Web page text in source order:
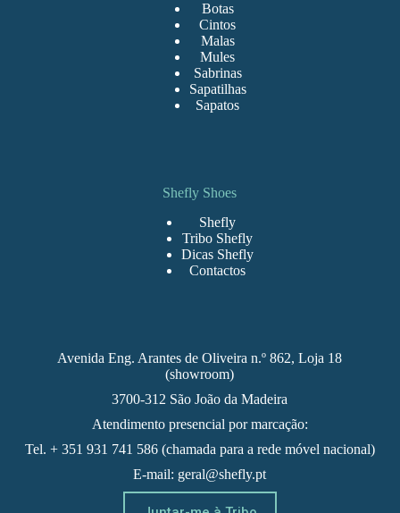
Botas
Cintos
Malas
Mules
Sabrinas
Sapatilhas
Sapatos
Shefly Shoes
Shefly
Tribo Shefly
Dicas Shefly
Contactos
Avenida Eng. Arantes de Oliveira n.º 862, Loja 18
(showroom)
3700-312 São João da Madeira
Atendimento presencial por marcação:
Tel. + 351 931 741 586 (chamada para a rede móvel nacional)
E-mail: geral@shefly.pt